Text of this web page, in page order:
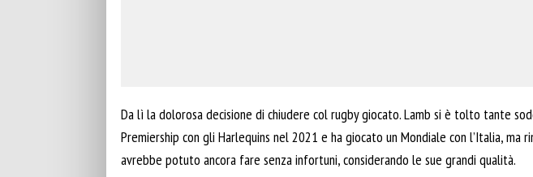
Da lì la dolorosa decisione di chiudere col rugby giocato. Lamb si è tolto tante
Premiership con gli Harlequins nel 2021 e ha giocato un Mondiale con l’Italia, ma
avrebbe potuto ancora fare senza infortuni, considerando le sue grandi qualità.